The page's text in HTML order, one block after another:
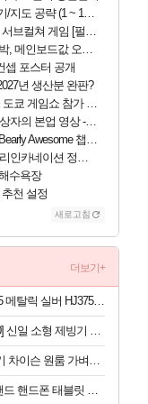
도 공략 (1 ~ 12장)
임 [펄 인 블루] 티저 사이트 오픈
메인보드값 오르나
셉 포스터 공개
년 생산분 완판?
쿄 게임쇼 참가 결정
본업 영상 - 스테이씨 윤
챕터 1 트레일러
이션 정보/공략글 모음
수욕장
천 설정
새로고침
더보기+
나이키 줌 보메로 5 메탈릭 실버 HJ3758-001 남자 운동화
[210,710 -> 187,110] 신일 소형 제빙기 본품
홈리아 무선 청소기 차이슨 원룸 가벼운 BLDC 자동먼지비움 단품
140cm 자바라 스탠드 핸드폰 태블릿 스마트폰 거치대, 블랙, 1개